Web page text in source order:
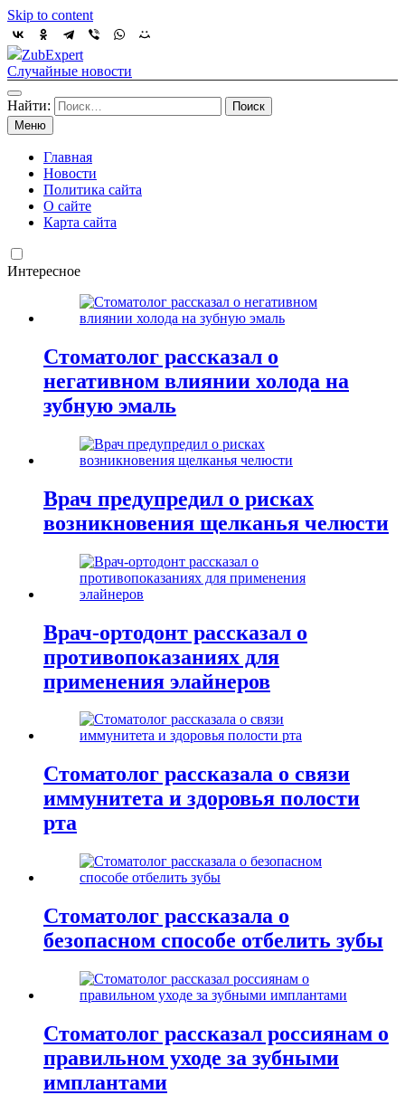
Skip to content
ZubExpert
Случайные новости
Найти:
Меню
Главная
Новости
Политика сайта
О сайте
Карта сайта
Интересное
Стоматолог рассказал о
негативном влиянии холода на
зубную эмаль
Врач предупредил о рисках
возникновения щелканья челюсти
Врач-ортодонт рассказал о
противопоказаниях для
применения элайнеров
Стоматолог рассказала о связи
иммунитета и здоровья полости
рта
Стоматолог рассказала о
безопасном способе отбелить зубы
Стоматолог рассказал россиянам о
правильном уходе за зубными
имплантами